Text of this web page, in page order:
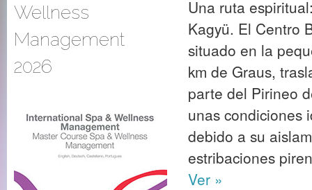
Wellness
Management
2026
Una ruta
Kagyü. El Centro
situado en la
km de Graus,
parte del Pirineo
unas condiciones
debido a su
estribaciones
Ver »